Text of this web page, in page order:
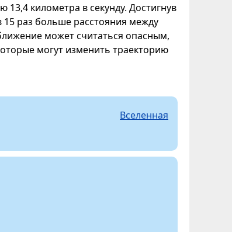
километра в секунду. Достигнув
раз больше расстояния между
может считаться опасным,
могут изменить траекторию
Вселенная